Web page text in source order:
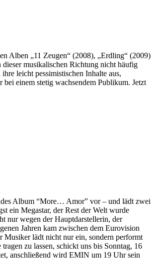
Alben „11 Zeugen“ (2008), „Erdling“ (2009)
musikalischen Richtung nicht häufig
leicht pessimistischen Inhalte aus,
einem stetig wachsendem Publikum. Jetzt
Album “More… Amor” vor – und lädt zwei
ein Megastar, der Rest der Welt wurde
nur wegen der Hauptdarstellerin, der
Jahren kam zwischen dem Eurovision
Musiker lädt nicht nur ein, sondern performt
zu lassen, schickt uns bis Sonntag, 16
anschließend wird EMIN um 19 Uhr sein